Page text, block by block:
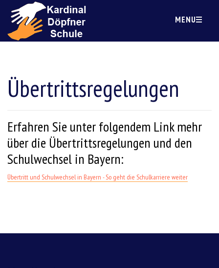
MENU
Übertrittsregelungen
Erfahren Sie unter folgendem Link mehr
über die Übertrittsregelungen und den
Schulwechsel in Bayern:
Übertritt und Schulwechsel in Bayern - So geht die Schulkarriere weiter